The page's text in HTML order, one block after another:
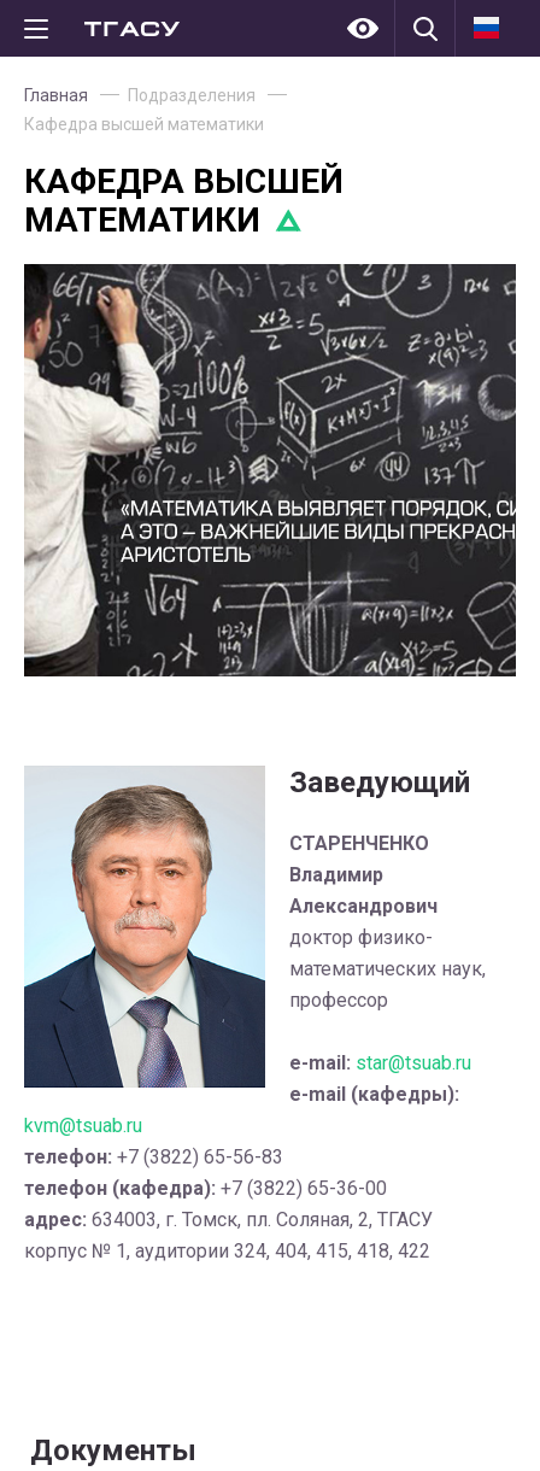
Главная
Подразделения
Кафедра высшей математики
КАФЕДРА ВЫСШЕЙ
МАТЕМАТИКИ
Заведующий
СТАРЕНЧЕНКО
Владимир
Александрович
доктор физико-
математических наук,
профессор
e-mail: star@tsuab.ru
e-mail (кафедры):
kvm@tsuab.ru
телефон: +7 (3822) 65-56-83
телефон (кафедра): +7 (3822) 65-36-00
адрес: 634003, г. Томск, пл. Соляная, 2, ТГАСУ
корпус № 1, аудитории 324, 404, 415, 418, 422
Документы